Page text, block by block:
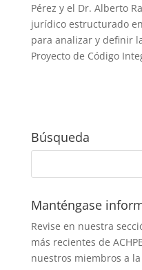
Pérez y el Dr. Alberto
jurídico estructurado
para analizar y definir
Proyecto de Código
Búsqueda
Manténgase
Revise en nuestra
más recientes de
nuestros miembros a